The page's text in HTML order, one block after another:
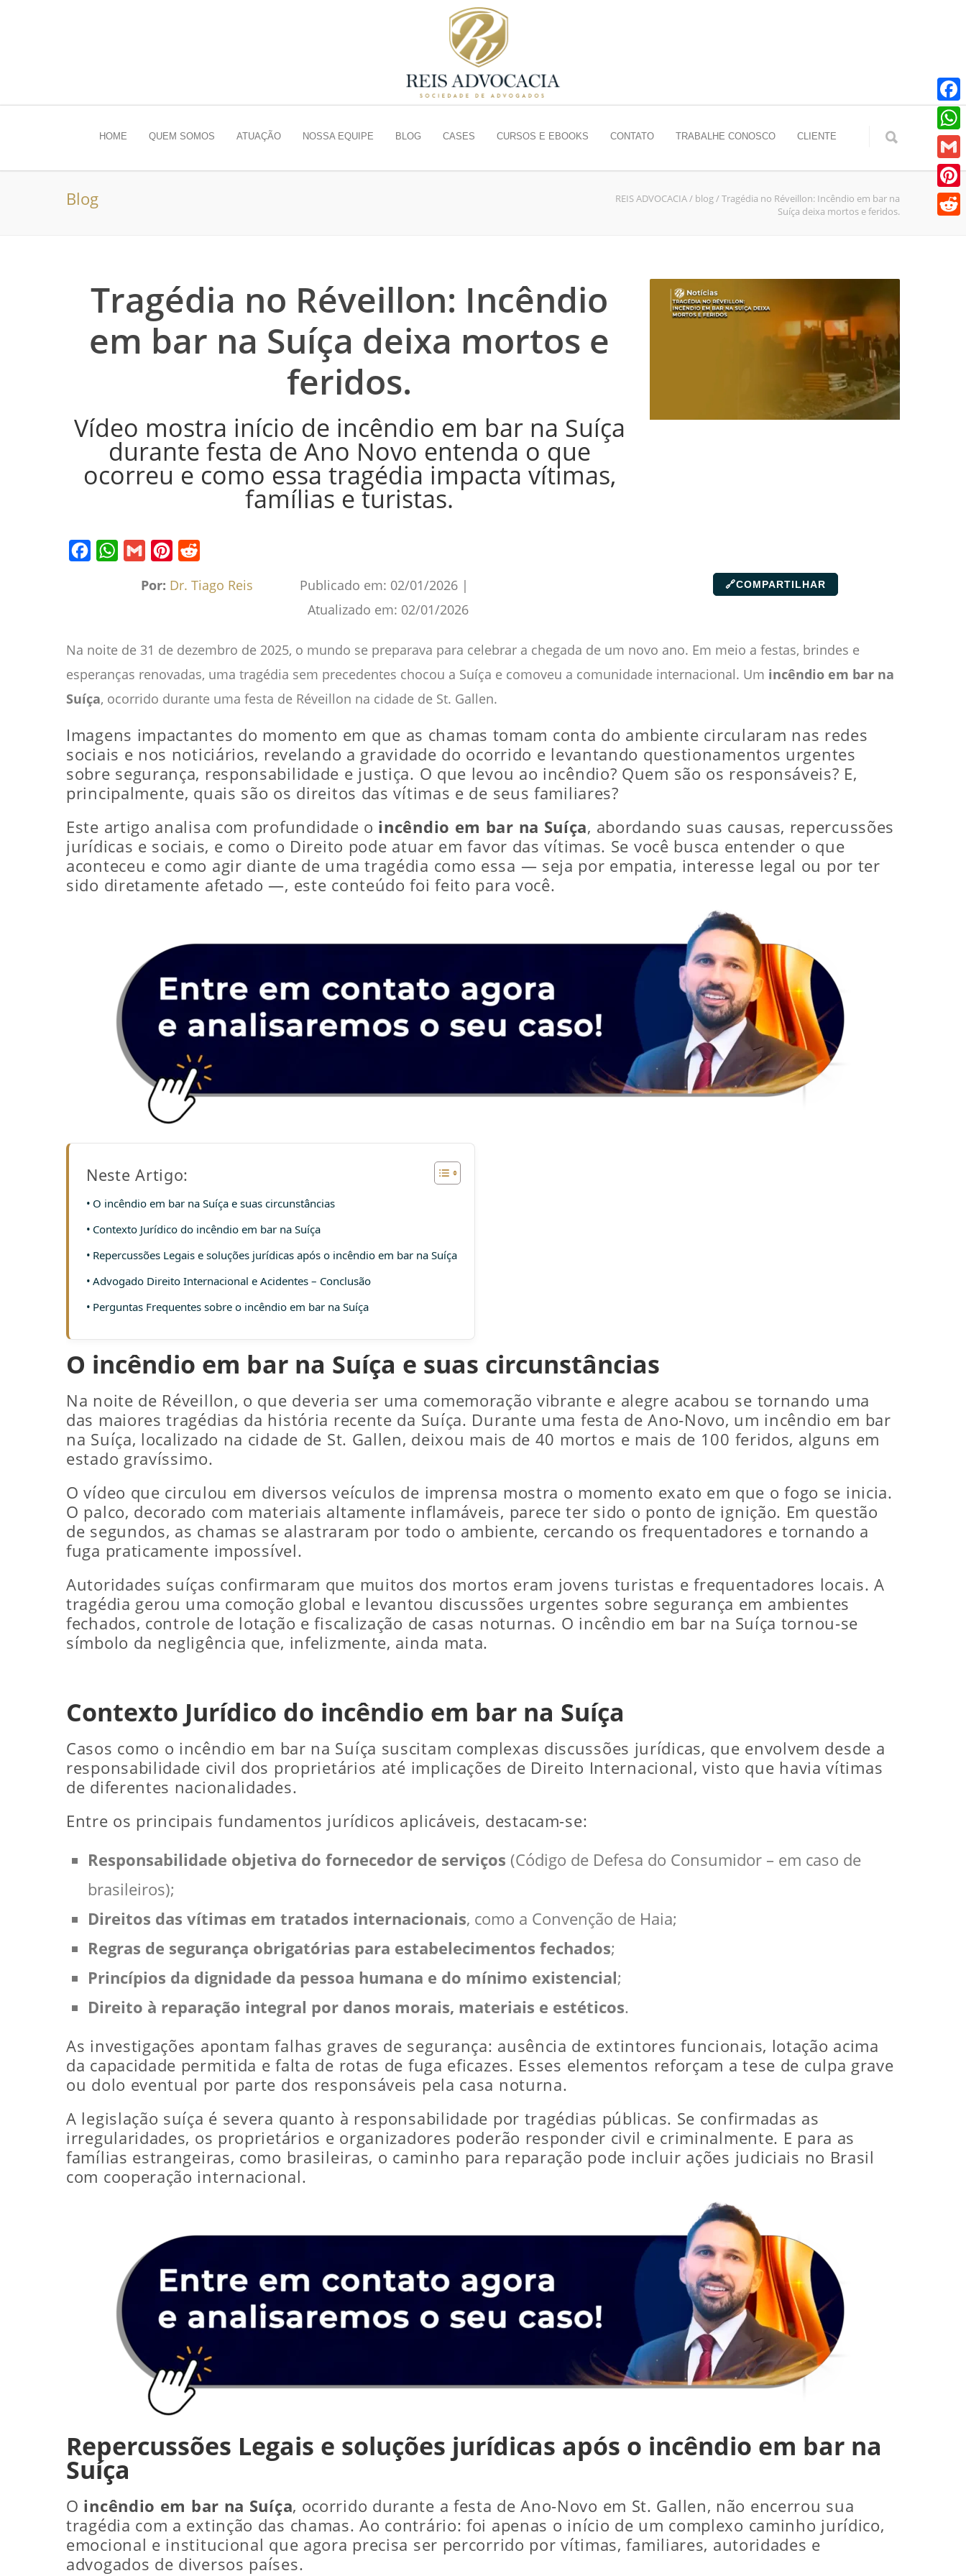
HOME QUEM SOMOS ATUAÇÃO NOSSA EQUIPE BLOG CASES CURSOS E EBOOKS CONTATO TRABALHE CONOSCO CLIENTE
Blog REIS ADVOCACIA/ blog/Tragédia no Réveillon: Incêndio em bar na
Suíça deixa mortos e feridos.
Tragédia no Réveillon: Incêndio
em bar na Suíça deixa mortos e
feridos.
Vídeo mostra início de incêndio em bar na Suíça
durante festa de Ano Novo entenda o que
ocorreu e como essa tragédia impacta vítimas,
famílias e turistas.
Por: Dr. Tiago Reis Publicado em: 02/01/2026 |
Atualizado em: 02/01/2026
🔗COMPARTILHAR
Na noite de 31 de dezembro de 2025, o mundo se preparava para celebrar a chegada de um novo ano. Em meio a festas, brindes e
esperanças renovadas, uma tragédia sem precedentes chocou a Suíça e comoveu a comunidade internacional. Um incêndio em bar na
Suíça, ocorrido durante uma festa de Réveillon na cidade de St. Gallen.
Imagens impactantes do momento em que as chamas tomam conta do ambiente circularam nas redes
sociais e nos noticiários, revelando a gravidade do ocorrido e levantando questionamentos urgentes
sobre segurança, responsabilidade e justiça. O que levou ao incêndio? Quem são os responsáveis? E,
principalmente, quais são os direitos das vítimas e de seus familiares?
Este artigo analisa com profundidade o incêndio em bar na Suíça, abordando suas causas, repercussões
jurídicas e sociais, e como o Direito pode atuar em favor das vítimas. Se você busca entender o que
aconteceu e como agir diante de uma tragédia como essa — seja por empatia, interesse legal ou por ter
sido diretamente afetado —, este conteúdo foi feito para você.
Neste Artigo:
O incêndio em bar na Suíça e suas circunstâncias
Contexto Jurídico do incêndio em bar na Suíça
Repercussões Legais e soluções jurídicas após o incêndio em bar na Suíça
Advogado Direito Internacional e Acidentes – Conclusão
Perguntas Frequentes sobre o incêndio em bar na Suíça
O incêndio em bar na Suíça e suas circunstâncias
Na noite de Réveillon, o que deveria ser uma comemoração vibrante e alegre acabou se tornando uma
das maiores tragédias da história recente da Suíça. Durante uma festa de Ano‑Novo, um incêndio em bar
na Suíça, localizado na cidade de St. Gallen, deixou mais de 40 mortos e mais de 100 feridos, alguns em
estado gravíssimo.
O vídeo que circulou em diversos veículos de imprensa mostra o momento exato em que o fogo se inicia.
O palco, decorado com materiais altamente inflamáveis, parece ter sido o ponto de ignição. Em questão
de segundos, as chamas se alastraram por todo o ambiente, cercando os frequentadores e tornando a
fuga praticamente impossível.
Autoridades suíças confirmaram que muitos dos mortos eram jovens turistas e frequentadores locais. A
tragédia gerou uma comoção global e levantou discussões urgentes sobre segurança em ambientes
fechados, controle de lotação e fiscalização de casas noturnas. O incêndio em bar na Suíça tornou-se
símbolo da negligência que, infelizmente, ainda mata.
Contexto Jurídico do incêndio em bar na Suíça
Casos como o incêndio em bar na Suíça suscitam complexas discussões jurídicas, que envolvem desde a
responsabilidade civil dos proprietários até implicações de Direito Internacional, visto que havia vítimas
de diferentes nacionalidades.
Entre os principais fundamentos jurídicos aplicáveis, destacam-se:
Responsabilidade objetiva do fornecedor de serviços (Código de Defesa do Consumidor – em caso de
brasileiros);
Direitos das vítimas em tratados internacionais, como a Convenção de Haia;
Regras de segurança obrigatórias para estabelecimentos fechados;
Princípios da dignidade da pessoa humana e do mínimo existencial;
Direito à reparação integral por danos morais, materiais e estéticos.
As investigações apontam falhas graves de segurança: ausência de extintores funcionais, lotação acima
da capacidade permitida e falta de rotas de fuga eficazes. Esses elementos reforçam a tese de culpa grave
ou dolo eventual por parte dos responsáveis pela casa noturna.
A legislação suíça é severa quanto à responsabilidade por tragédias públicas. Se confirmadas as
irregularidades, os proprietários e organizadores poderão responder civil e criminalmente. E para as
famílias estrangeiras, como brasileiras, o caminho para reparação pode incluir ações judiciais no Brasil
com cooperação internacional.
Repercussões Legais e soluções jurídicas após o incêndio em bar na
Suíça
O incêndio em bar na Suíça, ocorrido durante a festa de Ano-Novo em St. Gallen, não encerrou sua
tragédia com a extinção das chamas. Ao contrário: foi apenas o início de um complexo caminho jurídico,
emocional e institucional que agora precisa ser percorrido por vítimas, familiares, autoridades e
advogados de diversos países.
Gmail